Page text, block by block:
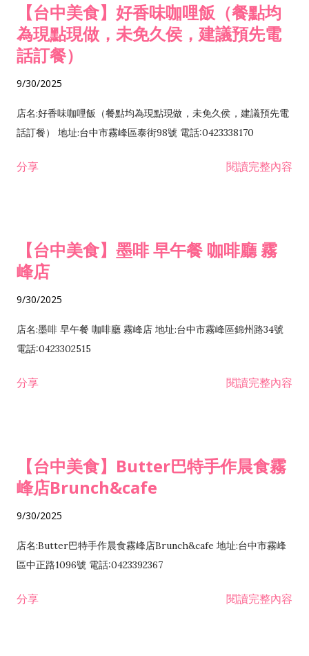
【台中美食】好香味咖哩飯（餐點均
為現點現做，未免久侯，建議預先電
話訂餐）
9/30/2025
店名:好香味咖哩飯（餐點均為現點現做，未免久侯，建議預先電
話訂餐） 地址:台中市霧峰區泰街98號 電話:0423338170
分享 閱讀完整內容
【台中美食】墨啡 早午餐 咖啡廳 霧
峰店
9/30/2025
店名:墨啡 早午餐 咖啡廳 霧峰店 地址:台中市霧峰區錦州路34號
電話:0423302515
分享 閱讀完整內容
【台中美食】Butter巴特手作晨食霧
峰店Brunch&cafe
9/30/2025
店名:Butter巴特手作晨食霧峰店Brunch&cafe 地址:台中市霧峰
區中正路1096號 電話:0423392367
分享 閱讀完整內容